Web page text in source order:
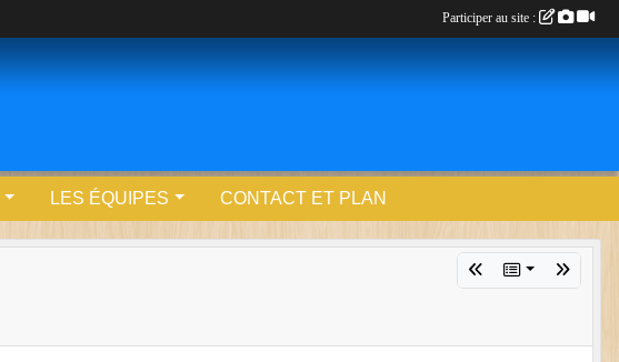
LES ÉQUIPES CONTACT ET PLAN
Participer au site :